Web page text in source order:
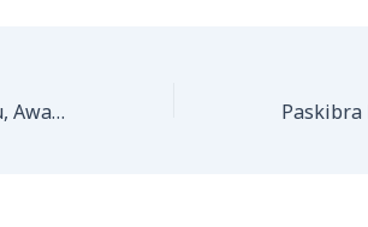
Pengukuhan Lambang Baru, Awali Babak Baru Paskibra MAN 1 Bone